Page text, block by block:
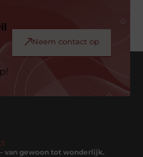
Neem contact op
van gewoon tot wonderlijk.